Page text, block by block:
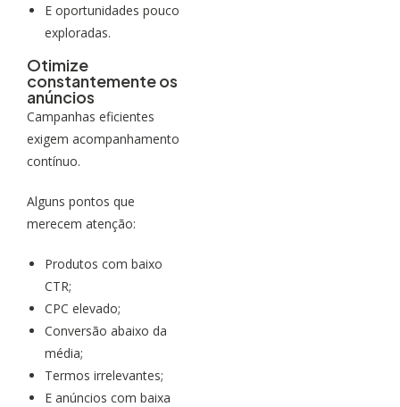
E oportunidades pouco
exploradas.
Otimize
constantemente os
anúncios
Campanhas eficientes
exigem acompanhamento
contínuo.
Alguns pontos que
merecem atenção:
Produtos com baixo
CTR;
CPC elevado;
Conversão abaixo da
média;
Termos irrelevantes;
E anúncios com baixa